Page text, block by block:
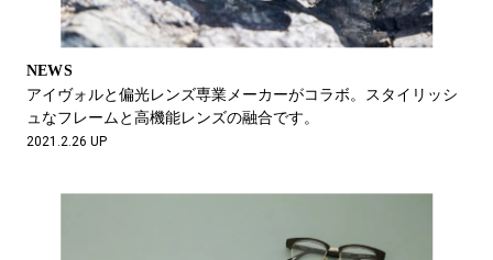
NEWS
アイヴォルと偏光レンズ専業メーカーがコラボ。スタイリッシ
ュなフレームと高機能レンズの融合です。
2021.2.26 UP